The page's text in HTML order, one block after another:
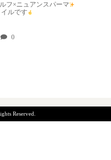
フ×ニュアンスパーマ
ルです
0
Reserved.